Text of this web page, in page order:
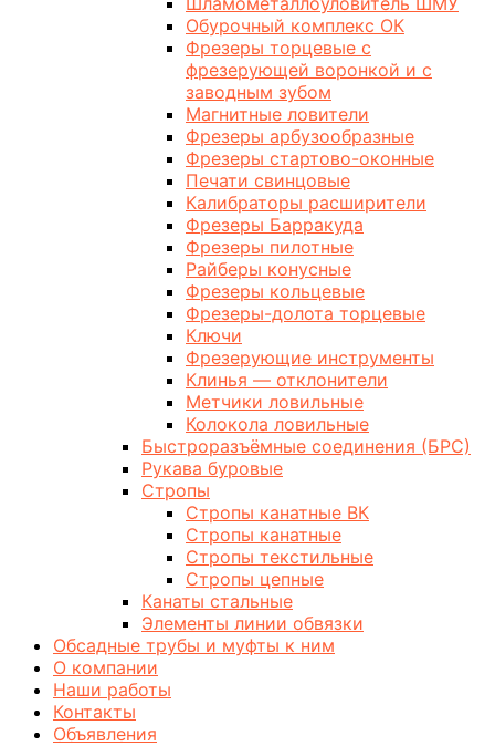
Обурочный комплекс ОК
Фрезеры торцевые с
фрезерующей воронкой и с
заводным зубом
Магнитные ловители
Фрезеры арбузообразные
Фрезеры стартово-оконные
Печати свинцовые
Калибраторы расширители
Фрезеры Барракуда
Фрезеры пилотные
Райберы конусные
Фрезеры кольцевые
Фрезеры-долота торцевые
Ключи
Фрезерующие инструменты
Клинья — отклонители
Метчики ловильные
Колокола ловильные
Быстроразъёмные соединения (БРС)
Рукава буровые
Стропы
Стропы канатные ВК
Стропы канатные
Стропы текстильные
Стропы цепные
Канаты стальные
Элементы линии обвязки
Обсадные трубы и муфты к ним
О компании
Наши работы
Контакты
Объявления